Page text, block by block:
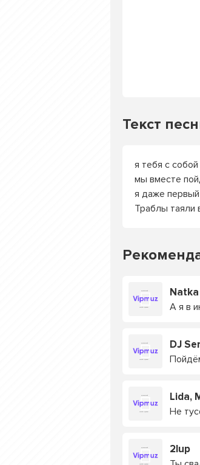
Текст
я тебя с
мы вместе
я даже
Траблы таяли
А я в
DJ
Lida,
Не
2lup